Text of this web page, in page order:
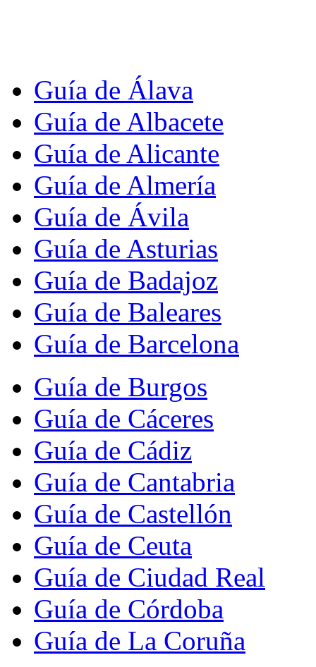
Guía de Álava
Guía de Albacete
Guía de Alicante
Guía de Almería
Guía de Ávila
Guía de Asturias
Guía de Badajoz
Guía de Baleares
Guía de Barcelona
Guía de Burgos
Guía de Cáceres
Guía de Cádiz
Guía de Cantabria
Guía de Castellón
Guía de Ceuta
Guía de Ciudad Real
Guía de Córdoba
Guía de La Coruña